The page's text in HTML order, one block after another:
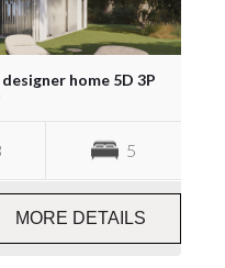
home 5D 3P
5
MORE DETAILS